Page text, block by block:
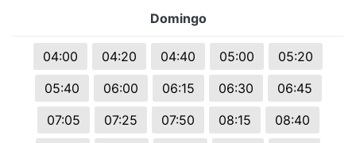
Domingo
04:00 04:20 04:40 05:00
05:20
05:40
06:00 06:15 06:30
06:45
07:05
07:25 07:50 08:15
08:40